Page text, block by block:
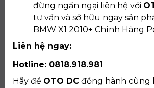
đừng ngần ngại liên hệ với
tư vấn và sở hữu ngay sản
BMW X1 2010+ Chính Hãng
Liên hệ ngay:
Hotline: 0818.918.981
Hãy để OTO DC đồng hành cùng